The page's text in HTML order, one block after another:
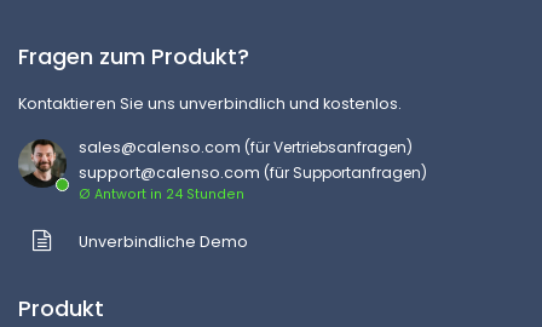
Fragen zum Produkt?
Kontaktieren Sie uns unverbindlich und kostenlos.
sales@calenso.com (für Vertriebsanfragen)
support@calenso.com (für Supportanfragen)
Ø Antwort in 24 Stunden
Unverbindliche Demo
Produkt